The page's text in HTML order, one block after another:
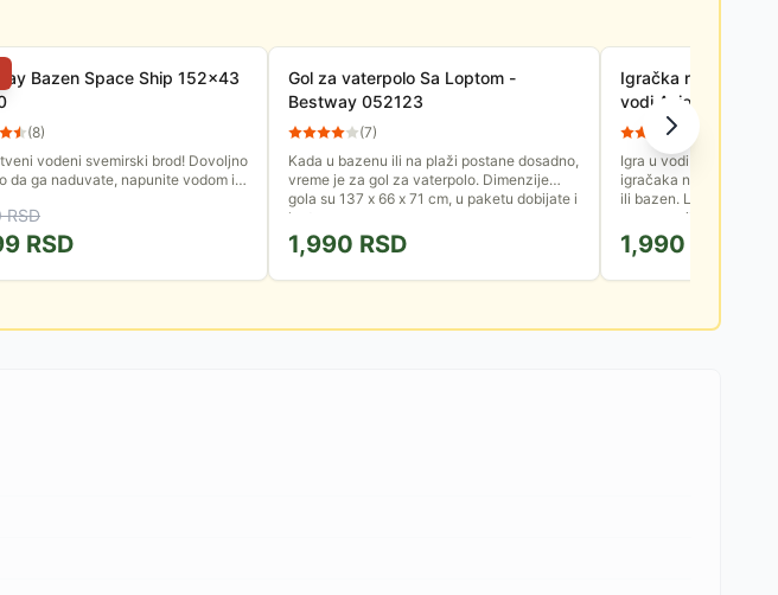
Bazen Space Ship 152x43
(8)
vodeni svemirski brod! Dovoljno
da ga naduvate, napunite vodom i,
prostor....
RSD
RSD
Gol za vaterpolo Sa Loptom -
Bestway 052123
(7)
Kada u bazenu ili na plaži postane dosadno,
vreme je za gol za vaterpolo. Dimenzije
gola su 137 x 66 x 71 cm, u paketu dobijate i
loptu...
1,990 RSD
Igračka na
vodi Avion 91701
59
Igra u vodi se ne može
igračaka na
ili bazen. Laka je za
napumpa ili ispumpa.
1,990